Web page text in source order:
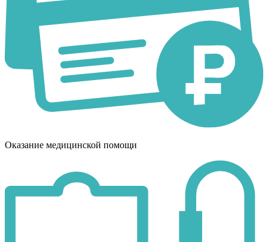
Оказание медицинской помощи